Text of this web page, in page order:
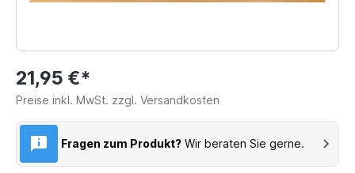
21,95 €*
Preise inkl. MwSt. zzgl. Versandkosten
Fragen zum Produkt? Wir beraten Sie gerne.